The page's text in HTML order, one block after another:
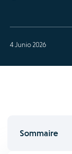
4 Junio 2026
Sommaire